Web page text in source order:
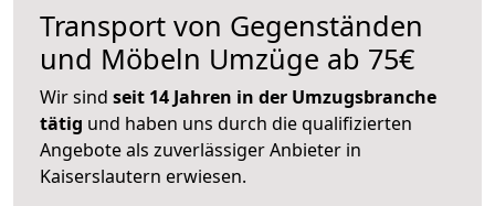
Transport von Gegenständen
und Möbeln Umzüge ab 75€
Wir sind seit 14 Jahren in der Umzugsbranche
tätig und haben uns durch die qualifizierten
Angebote als zuverlässiger Anbieter in
Kaiserslautern erwiesen.